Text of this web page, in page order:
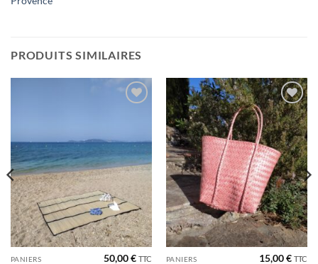
PRODUITS SIMILAIRES
souhaits
PANIERS 50,00€ TTC
Ajouter
à la liste
de
souhaits
PANIERS 15,00€ TTC